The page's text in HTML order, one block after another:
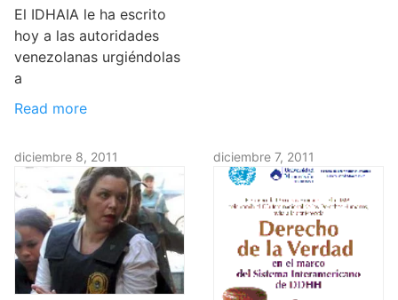
El IDHAIA le ha escrito
hoy a las autoridades
venezolanas urgiéndolas
a
Read more
diciembre 8, 2011 diciembre 7, 2011